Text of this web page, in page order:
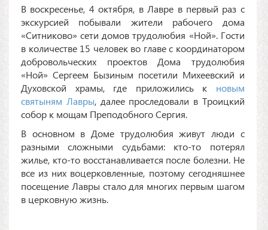
В воскресенье, 4 октября, в Лавре в первый раз с
экскурсией побывали жители рабочего дома
«Ситниково» сети домов трудолюбия «Ной». Гости
в количестве 15 человек во главе с координатором
добровольческих проектов Дома трудолюбия
«Ной» Сергеем Бызиным посетили Михеевский и
Духовской храмы, где приложились к новым
святыням Лавры, далее проследовали в Троицкий
собор к мощам Преподобного Сергия.
В основном в Доме трудолюбия живут люди с
разными сложными судьбами: кто-то потерял
жилье, кто-то восстанавливается после болезни. Не
все из них воцерковленные, поэтому сегодняшнее
посещение Лавры стало для многих первым шагом
в церковную жизнь.